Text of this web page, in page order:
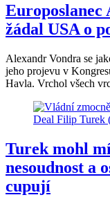
Europoslanec
žádal USA o
Alexandr Vondra se
jeho projevu v
Havla. Vrchol všech
Turek mohl
nesoudnost a
cupují